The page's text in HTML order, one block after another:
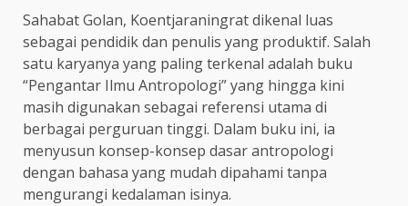
Sahabat Golan, Koentjaraningrat dikenal luas
sebagai pendidik dan penulis yang produktif. Salah
satu karyanya yang paling terkenal adalah buku
“Pengantar Ilmu Antropologi” yang hingga kini
masih digunakan sebagai referensi utama di
berbagai perguruan tinggi. Dalam buku ini, ia
menyusun konsep-konsep dasar antropologi
dengan bahasa yang mudah dipahami tanpa
mengurangi kedalaman isinya.